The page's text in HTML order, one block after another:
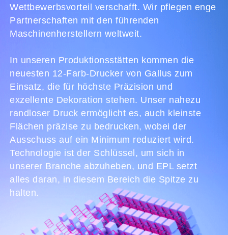
Wettbewerbsvorteil verschafft. Wir pflegen enge
Partnerschaften mit den führenden
Maschinenherstellern weltweit.
In unseren Produktionsstätten kommen die
neuesten 12-Farb-Drucker von Gallus zum
Einsatz, die für höchste Präzision und
exzellente Dekoration stehen. Unser nahezu
randloser Druck ermöglicht es, auch kleinste
Flächen präzise zu bedrucken, wobei der
Ausschuss auf ein Minimum reduziert wird.
Technologie ist der Schlüssel, um sich in
unserer Branche abzuheben, und EPL setzt
alles daran, in diesem Bereich die Spitze zu
halten.